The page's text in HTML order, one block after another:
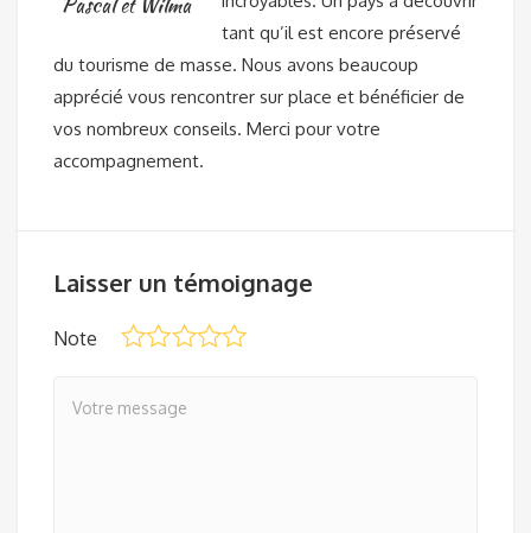
tant qu’il est encore préservé
du tourisme de masse. Nous avons beaucoup
apprécié vous rencontrer sur place et bénéficier de
vos nombreux conseils. Merci pour votre
accompagnement.
Laisser un témoignage
Note